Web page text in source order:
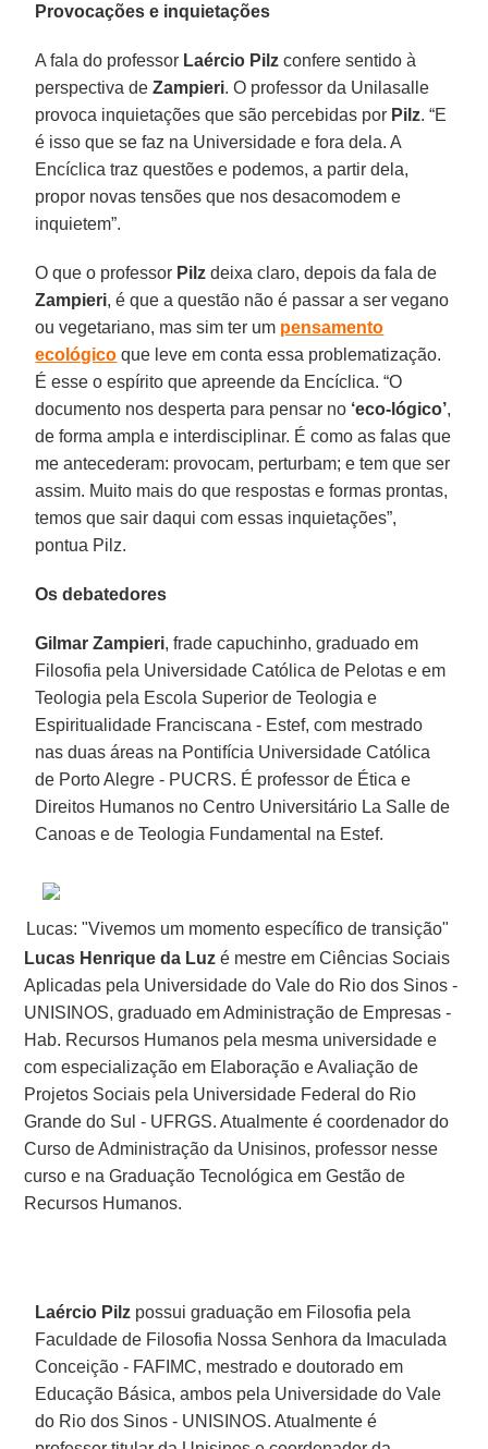
Provocações e inquietações
A fala do professor Laércio Pilz confere sentido à
perspectiva deZampieri. O professor da Unilasalle
provoca inquietações que são percebidas por Pilz. “E
é isso que se faz na Universidade e fora dela. A
Encíclica traz questões e podemos, a partir dela,
propor novas tensões que nos desacomodem e
inquietem”.
O que o professor Pilz deixa claro, depois da fala de
Zampieri, é que a questão não é passar a ser vegano
ou vegetariano, mas sim ter um pensamento
ecológico que leve em conta essa problematização.
É esse o espírito que apreende da Encíclica. “O
documento nos desperta para pensar no ‘eco-lógico’,
de forma ampla e interdisciplinar. É como as falas que
me antecederam: provocam, perturbam; e tem que ser
assim. Muito mais do que respostas e formas prontas,
temos que sair daqui com essas inquietações”,
pontua Pilz.
Os debatedores
Gilmar Zampieri, frade capuchinho, graduado em
Filosofia pela Universidade Católica de Pelotas e em
Teologia pela Escola Superior de Teologia e
Espiritualidade Franciscana - Estef, com mestrado
nas duas áreas na Pontifícia Universidade Católica
de Porto Alegre - PUCRS. É professor de Ética e
Direitos Humanos no Centro Universitário La Salle de
Canoas e de Teologia Fundamental na Estef.
Lucas: "Vivemos um momento específico de transição"
Lucas Henrique da Luz é mestre em Ciências Sociais
Aplicadas pela Universidade do Vale do Rio dos Sinos -
UNISINOS, graduado em Administração de Empresas -
Hab. Recursos Humanos pela mesma universidade e
com especialização em Elaboração e Avaliação de
Projetos Sociais pela Universidade Federal do Rio
Grande do Sul - UFRGS. Atualmente é coordenador do
Curso de Administração da Unisinos, professor nesse
curso e na Graduação Tecnológica em Gestão de
Recursos Humanos.
Laércio Pilz possui graduação em Filosofia pela
Faculdade de Filosofia Nossa Senhora da Imaculada
Conceição - FAFIMC, mestrado e doutorado em
Educação Básica, ambos pela Universidade do Vale
do Rio dos Sinos - UNISINOS. Atualmente é